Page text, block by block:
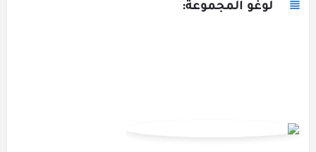
لوغو المجموعة: